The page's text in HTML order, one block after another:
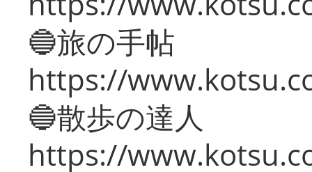
🔵旅の手帖
https://
🔵散歩の達人
https://